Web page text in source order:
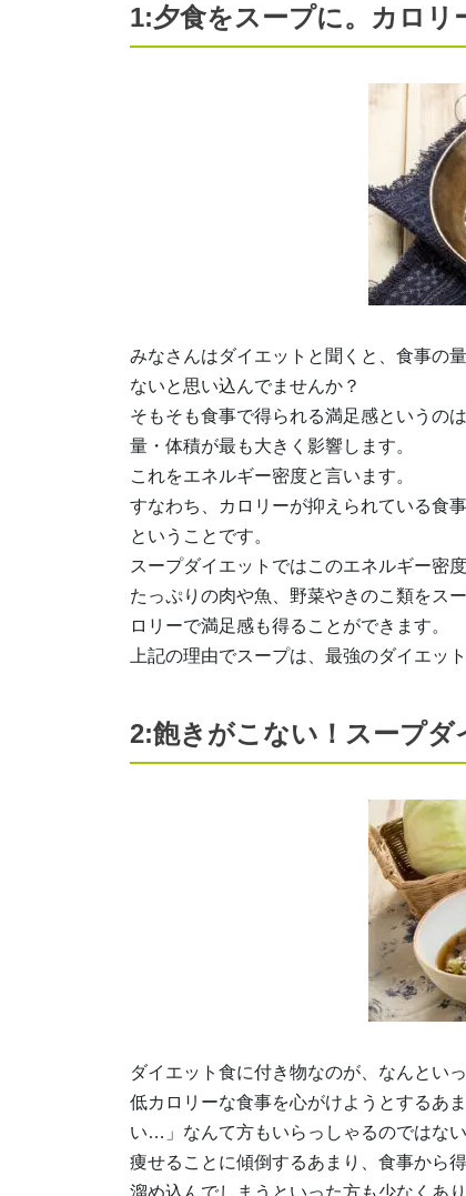
1:夕食をスープに。カロリ
みなさんはダイエットと聞くと、食事の
ないと思い込んでませんか？
そもそも食事で得られる満足感というの
量・体積が最も大きく影響します。
これをエネルギー密度と言います。
すなわち、カロリーが抑えられている食
ということです。
スープダイエットではこのエネルギー密
たっぷりの肉や魚、野菜やきのこ類をス
ロリーで満足感も得ることができます。
上記の理由でスープは、最強のダイエッ
2:飽きがこない！スープダ
ダイエット食に付き物なのが、なんとい
低カロリーな食事を心がけようとするあ
い…」なんて方もいらっしゃるのではな
痩せることに傾倒するあまり、食事から